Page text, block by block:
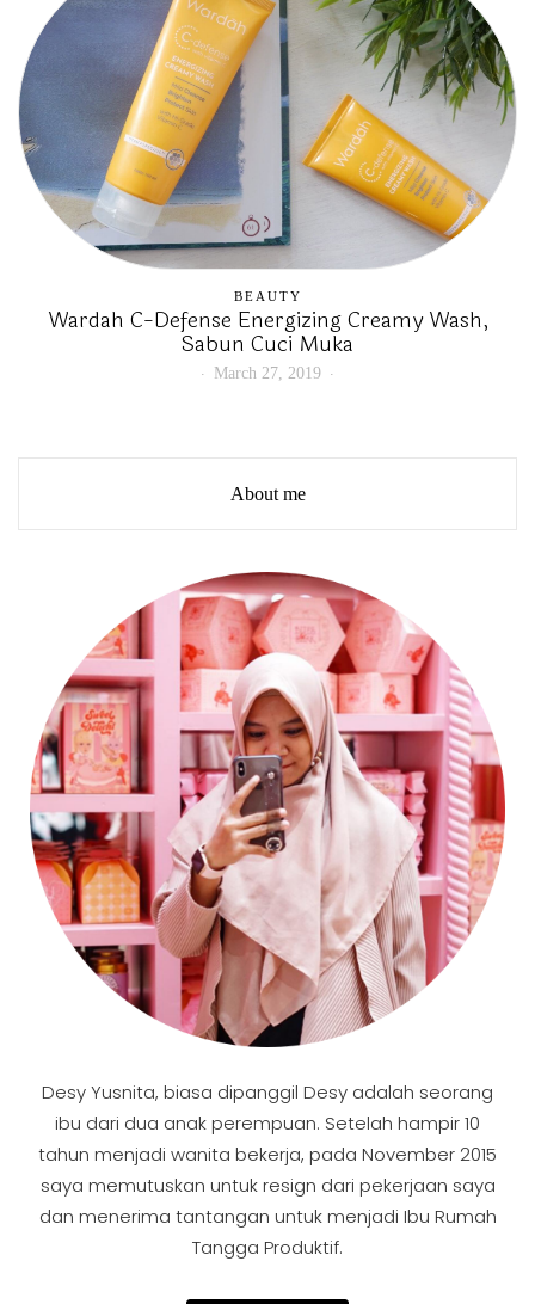
BEAUTY
Wardah C-Defense Energizing Creamy Wash,
Sabun Cuci Muka
March 27, 2019
About me
Desy Yusnita, biasa dipanggil Desy adalah seorang
ibu dari dua anak perempuan. Setelah hampir 10
tahun menjadi wanita bekerja, pada November 2015
saya memutuskan untuk resign dari pekerjaan saya
dan menerima tantangan untuk menjadi Ibu Rumah
Tangga Produktif.